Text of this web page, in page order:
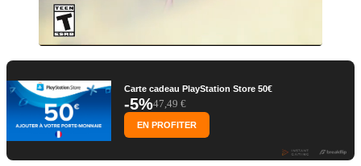
Carte cadeau PlayStation Store 50€
-5%47,49 €
EN PROFITER